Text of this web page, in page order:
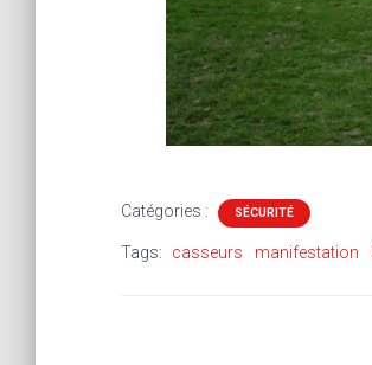
Catégories : SÉCURITÉ
Tags: casseurs manifestation